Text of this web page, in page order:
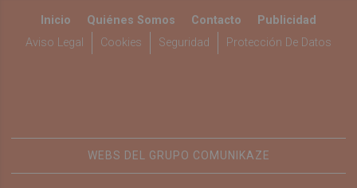
Inicio Quiénes Somos Contacto
Publicidad
Aviso Legal
Cookies Seguridad Protección De Datos
WEBS DEL GRUPO COMUNIKAZE